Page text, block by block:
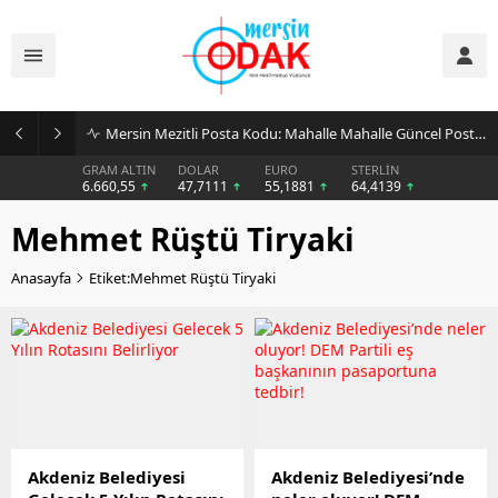
Mersin Mezitli Posta Kodu: Mahalle Mahalle Güncel Posta Kodu Rehberi
GRAM ALTIN
6.660,55
DOLAR
47,7111
EURO
55,1881
STERLİN
64,4139
Mehmet Rüştü Tiryaki
Anasayfa Etiket:Mehmet Rüştü Tiryaki
Akdeniz Belediyesi
Akdeniz Belediyesi’nde